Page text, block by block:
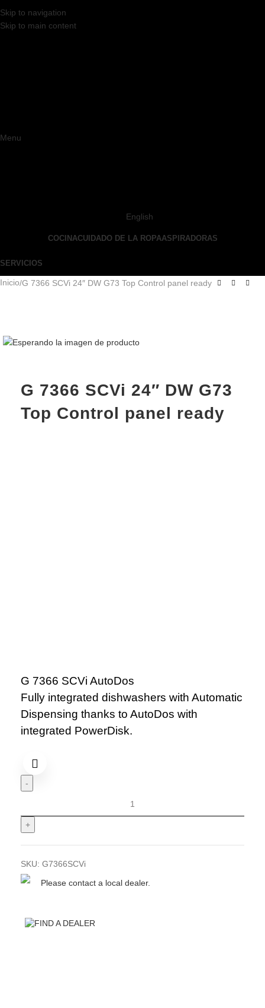
Skip to navigation
Skip to main content
Menu
English
COCINACUIDADO DE LA ROPAASPIRADORAS
SERVICIOS
Inicio G 7366 SCVi 24″ DW G73 Top Control panel ready
G 7366 SCVi 24″ DW G73
Top Control panel ready
G 7366 SCVi AutoDos
Fully integrated dishwashers with Automatic
Dispensing thanks to AutoDos with
integrated PowerDisk.
SKU: G7366SCVi
Please contact a local dealer.
FIND A DEALER